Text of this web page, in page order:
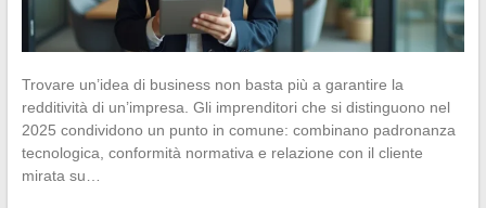
Trovare un’idea di business non basta più a garantire la
redditività di un’impresa. Gli imprenditori che si distinguono nel
2025 condividono un punto in comune: combinano padronanza
tecnologica, conformità normativa e relazione con il cliente
mirata su…